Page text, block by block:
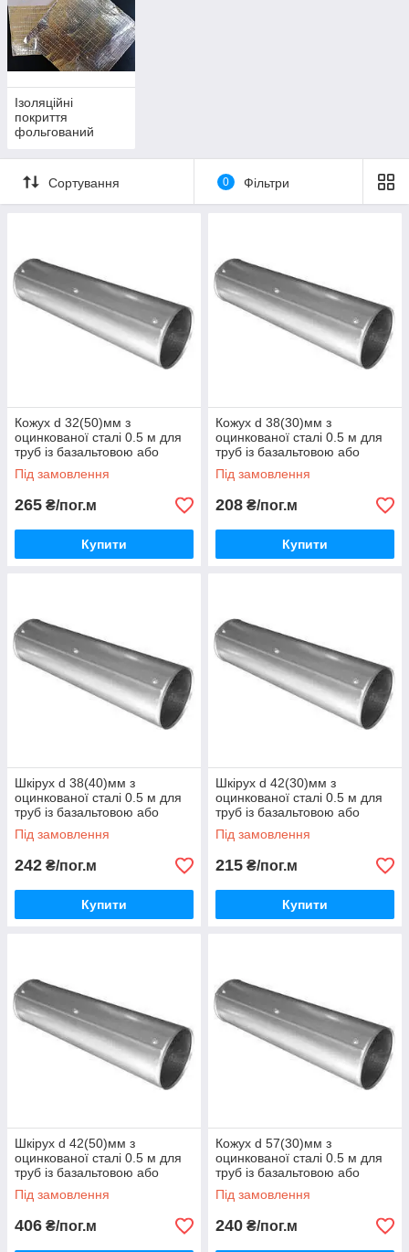
Ізоляційні
покриття
фольгований
Сортування 0 Фільтри
Кожух d 32(50)мм з
оцинкованої сталі 0.5 м для
труб із базальтовою або
каучуковою теплоізоляцією
Під замовлення
265 ₴/пог.м
Купити
Кожух d 38(30)мм з
оцинкованої сталі 0.5 м для
труб із базальтовою або
каучуковою теплоізоляцією
Під замовлення
208 ₴/пог.м
Купити
Шкірух d 38(40)мм з
оцинкованої сталі 0.5 м для
труб із базальтовою або
каучуковою теплоізоляцією
Під замовлення
242 ₴/пог.м
Купити
Шкірух d 42(30)мм з
оцинкованої сталі 0.5 м для
труб із базальтовою або
каучуковою теплоізоляцією
Під замовлення
215 ₴/пог.м
Купити
Шкірух d 42(50)мм з
оцинкованої сталі 0.5 м для
труб із базальтовою або
каучуковою теплоізоляцією
Під замовлення
406 ₴/пог.м
Кожух d 57(30)мм з
оцинкованої сталі 0.5 м для
труб із базальтовою або
каучуковою теплоізоляцією
Під замовлення
240 ₴/пог.м